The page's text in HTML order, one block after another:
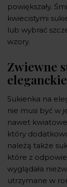
powiększały.
kwiecistymi
lub wybrać
wzory.
Zwiewne
Sukienka na
nie musi być w
nawet
który
należą także
które z
wyglądała
utrzymane w